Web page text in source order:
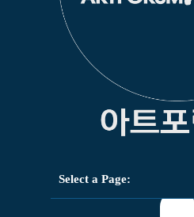
Select a Page: